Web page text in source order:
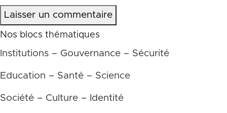
Laisser un commentaire
Nos blocs thématiques
Institutions – Gouvernance – Sécurité
Education – Santé – Science
Société – Culture – Identité